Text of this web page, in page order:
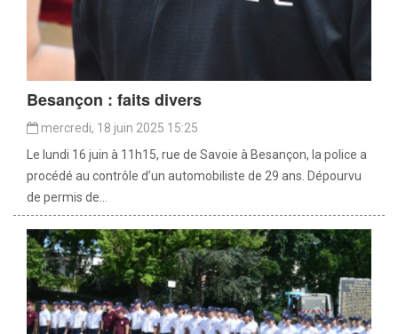
Besançon : faits divers
mercredi, 18 juin 2025 15:25
Le lundi 16 juin à 11h15, rue de Savoie à Besançon, la police a
procédé au contrôle d’un automobiliste de 29 ans. Dépourvu
de permis de...